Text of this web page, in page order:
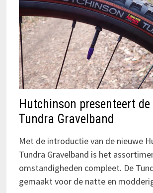
Hutchinson presenteert de
Tundra Gravelband
Met de introductie van de nieuwe
Tundra Gravelband is het
omstandigheden compleet. De
gemaakt voor de natte en